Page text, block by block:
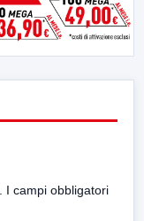
I campi obbligatori